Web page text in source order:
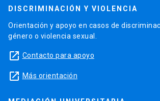
DISCRIMINACIÓN Y VIOLENCIA
Orientación y apoyo en casos de
género o violencia sexual.
launch Contacto para apoyo
launch Más orientación